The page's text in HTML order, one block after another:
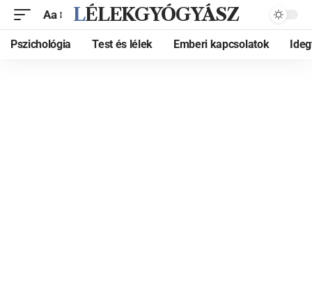
Aa LÉLEKGYÓGYÁSZ
Pszichológia Test és lélek Emberi kapcsolatok